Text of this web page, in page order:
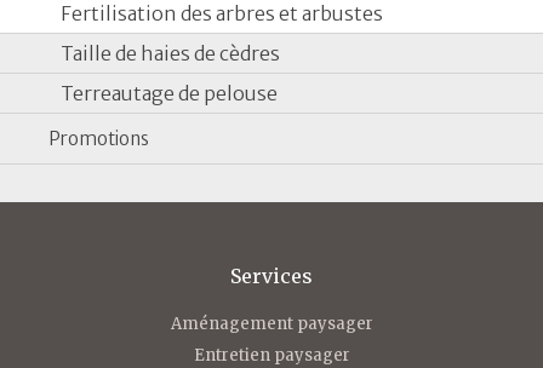
Fertilisation des arbres et arbustes
Taille de haies de cèdres
Terreautage de pelouse
Promotions
Services
Aménagement paysager
Entretien paysager